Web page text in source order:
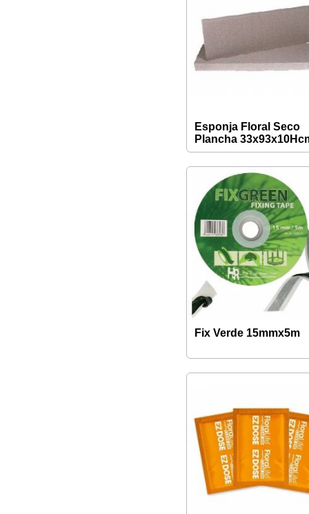
Esponja Floral Seco
Plancha
Fix Verde 15mmx5m